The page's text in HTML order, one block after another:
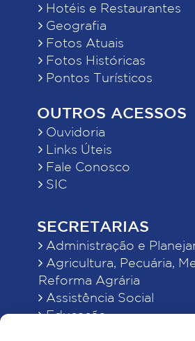
Hotéis e Restaurantes
Geografia
Fotos Atuais
Fotos Históricas
Pontos Turísticos
OUTROS ACESSOS
Ouvidoria
Links Úteis
Fale Conosco
SIC
SECRETARIAS
Administração e
Agricultura, Pecuária,
Reforma Agrária
Assistência Social
Educação